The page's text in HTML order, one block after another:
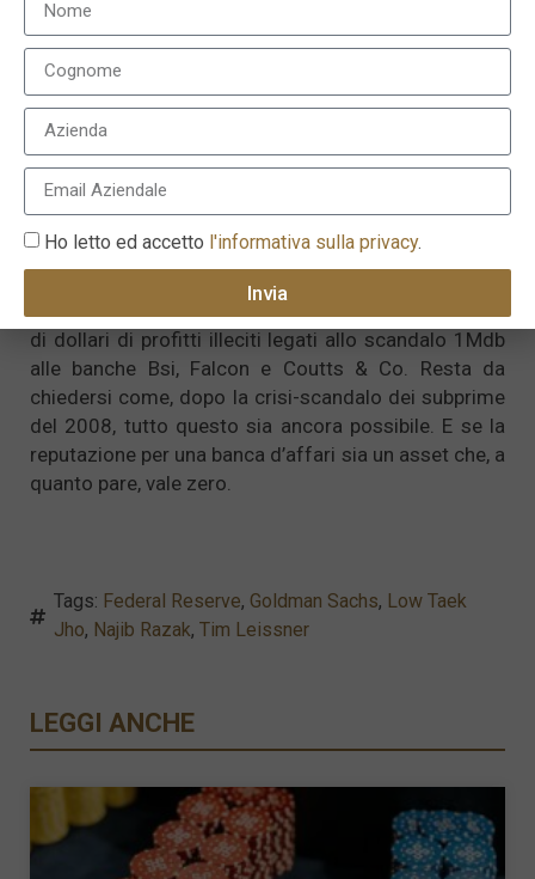
Pare invece, coma ha anticipato l’agenzia Bloomberg,
che Goldman Sachs, sia in trattative con il governo
Usa per pagare una multa da 2 miliardi di dollari,
accettare una supervisione sulle sue procedure di
conformità, ed evitare così un’indagine penale.
Intanto lo scorso novembre, il DoJ ha siglato un
accordo per recuperare 1 miliardo di dollari dalla
per un’indagine anticorruzione negli Stati Uniti.
Mentre La Finma, l’autorità di vigilanza su mercato
di dollari di profitti illeciti legati allo scandalo 1Mdb
alle banche Bsi, Falcon e Coutts & Co. Resta da
chiedersi come, dopo la crisi-scandalo dei subprime
del 2008, tutto questo sia ancora possibile. E se la
reputazione per una banca d’affari sia un asset che, a
quanto pare, vale zero.
Tags: Federal Reserve, Goldman Sachs, Low Taek
Jho, Najib Razak, Tim Leissner
LEGGI ANCHE
Ho letto ed accetto l'informativa sulla privacy.
Invia